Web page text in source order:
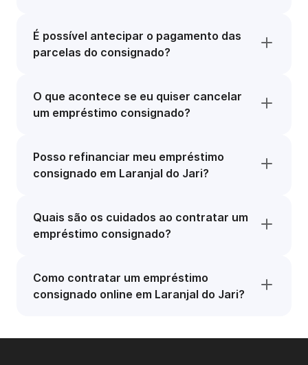
É possível antecipar o pagamento das
parcelas do consignado?
O que acontece se eu quiser cancelar
um empréstimo consignado?
Posso refinanciar meu empréstimo
consignado em Laranjal do Jari?
Quais são os cuidados ao contratar um
empréstimo consignado?
Como contratar um empréstimo
consignado online em Laranjal do Jari?